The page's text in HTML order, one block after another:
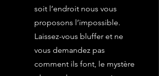
soit l’endroit nous vous
proposons l’impossible.
Laissez-vous bluffer et ne
vous demandez pas
comment ils font, le mystère